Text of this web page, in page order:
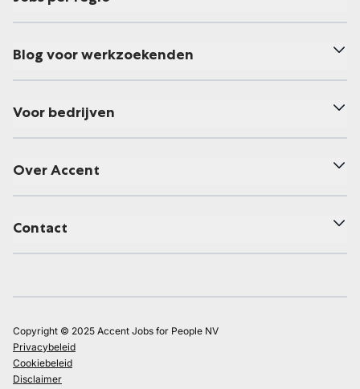
Blog voor werkzoekenden
Voor bedrijven
Over Accent
Contact
Copyright © 2025 Accent Jobs for People NV
Privacybeleid
Cookiebeleid
Disclaimer